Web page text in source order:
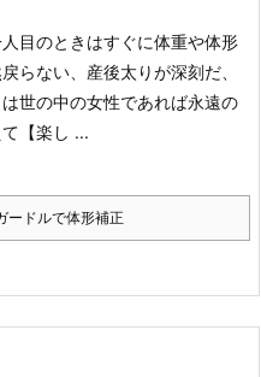
目のときはすぐに体重や体形
らない、産後太りが深刻だ、
世の中の女性であれば永遠の
【楽し ...
ードルで体形補正